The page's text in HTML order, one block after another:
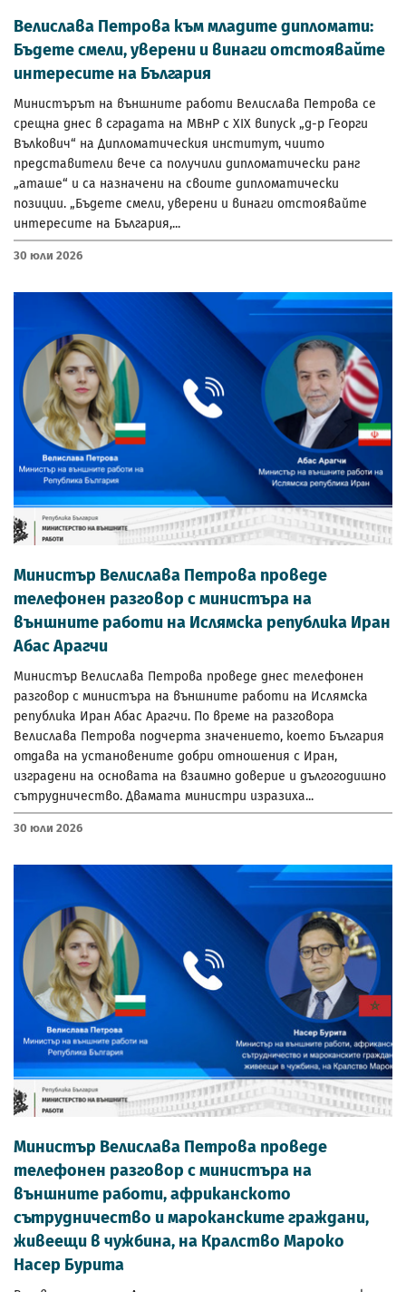
Велислава Петрова към младите дипломати:
Бъдете смели, уверени и винаги отстоявайте
интересите на България
Министърът на външните работи Велислава Петрова се
срещна днес в сградата на МВнР с XIX випуск „д-р Георги
Вълкович“ на Дипломатическия институт, чиито
представители вече са получили дипломатически ранг
„аташе“ и са назначени на своите дипломатически
позиции. „Бъдете смели, уверени и винаги отстоявайте
интересите на България,...
30 Юли 2026
Министър Велислава Петрова проведе
телефонен разговор с министъра на
външните работи на Ислямска република Иран
Абас Арагчи
Министър Велислава Петрова проведе днес телефонен
разговор с министъра на външните работи на Ислямска
република Иран Абас Арагчи. По време на разговора
Велислава Петрова подчерта значението, което България
отдава на установените добри отношения с Иран,
изградени на основата на взаимно доверие и дългогодишно
сътрудничество. Двамата министри изразиха...
30 Юли 2026
Министър Велислава Петрова проведе
телефонен разговор с министъра на
външните работи, африканското
сътрудничество и мароканските граждани,
живеещи в чужбина, на Кралство Мароко
Насер Бурита